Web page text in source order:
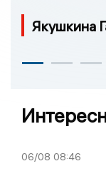
Якушкина
06/08 08:46